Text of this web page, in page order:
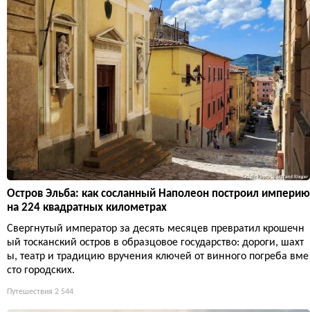
Остров Эльба: как сосланный Наполеон построил империю
на 224 квадратных километрах
Свергнутый император за десять месяцев превратил крошечн
ый тосканский остров в образцовое государство: дороги, шахт
ы, театр и традицию вручения ключей от винного погреба вме
сто городских.
Путешествия 2 544